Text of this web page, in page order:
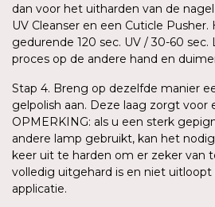
dan voor het uitharden van de
UV Cleanser en een Cuticle Pusher.
gedurende 120 sec. UV / 30-60
proces op de andere hand en
Stap 4. Breng op dezelfde manier
gelpolish aan. Deze laag zorgt voor
OPMERKING: als u een sterk
andere lamp gebruikt, kan het
keer uit te harden om er zeker van
volledig uitgehard is en niet uitloopt
applicatie.